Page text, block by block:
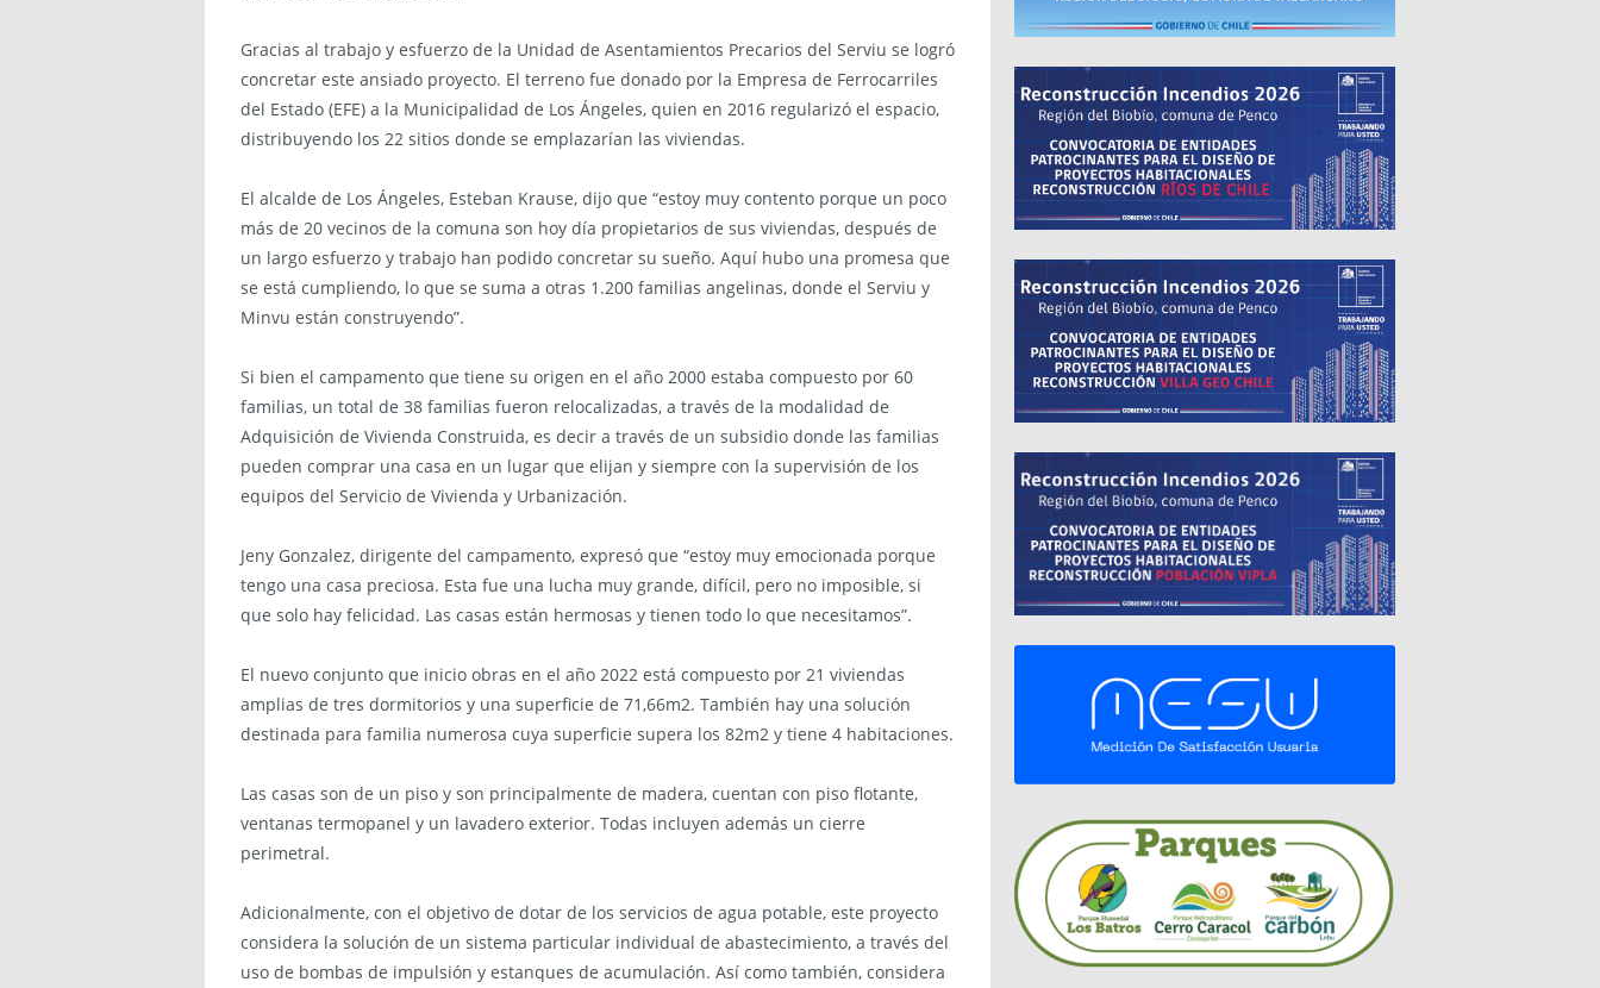
Gracias al trabajo y esfuerzo de la Unidad de Asentamientos Precarios del Serviu se logró
concretar este ansiado proyecto. El terreno fue donado por la Empresa de Ferrocarriles
del Estado (EFE) a la Municipalidad de Los Ángeles, quien en 2016 regularizó el espacio,
distribuyendo los 22 sitios donde se emplazarían las viviendas.
El alcalde de Los Ángeles, Esteban Krause, dijo que “estoy muy contento porque un poco
más de 20 vecinos de la comuna son hoy día propietarios de sus viviendas, después de
un largo esfuerzo y trabajo han podido concretar su sueño. Aquí hubo una promesa que
se está cumpliendo, lo que se suma a otras 1.200 familias angelinas, donde el Serviu y
Minvu están construyendo”.
Si bien el campamento que tiene su origen en el año 2000 estaba compuesto por 60
familias, un total de 38 familias fueron relocalizadas, a través de la modalidad de
Adquisición de Vivienda Construida, es decir a través de un subsidio donde las familias
pueden comprar una casa en un lugar que elijan y siempre con la supervisión de los
equipos del Servicio de Vivienda y Urbanización.
Jeny Gonzalez, dirigente del campamento, expresó que “estoy muy emocionada porque
tengo una casa preciosa. Esta fue una lucha muy grande, difícil, pero no imposible, si
que solo hay felicidad. Las casas están hermosas y tienen todo lo que necesitamos”.
El nuevo conjunto que inicio obras en el año 2022 está compuesto por 21 viviendas
amplias de tres dormitorios y una superficie de 71,66m2. También hay una solución
destinada para familia numerosa cuya superficie supera los 82m2 y tiene 4 habitaciones.
Las casas son de un piso y son principalmente de madera, cuentan con piso flotante,
ventanas termopanel y un lavadero exterior. Todas incluyen además un cierre
perimetral.
Adicionalmente, con el objetivo de dotar de los servicios de agua potable, este proyecto
considera la solución de un sistema particular individual de abastecimiento, a través del
uso de bombas de impulsión y estanques de acumulación. Así como también, considera